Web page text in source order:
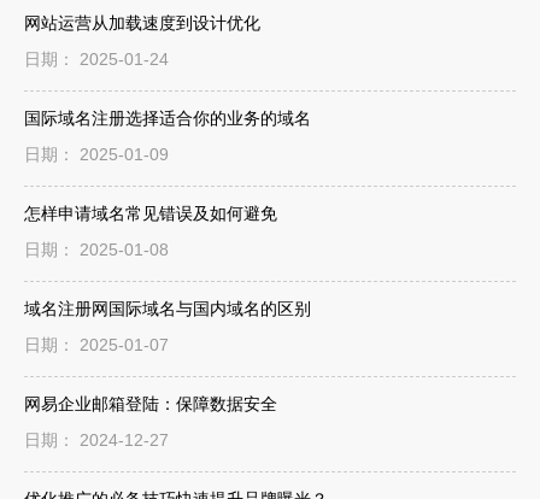
网站运营从加载速度到设计优化
日期： 2025-01-24
国际域名注册选择适合你的业务的域名
日期： 2025-01-09
怎样申请域名常见错误及如何避免
日期： 2025-01-08
域名注册网国际域名与国内域名的区别
日期： 2025-01-07
网易企业邮箱登陆：保障数据安全
日期： 2024-12-27